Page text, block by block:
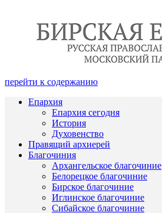
перейти к содержанию
Епархия
Епархия сегодня
История
Духовенство
Правящий архиерей
Благочиния
Архангельское благочиние
Белорецкое благочиние
Бирское благочиние
Иглинское благочиние
Сибайское благочиние